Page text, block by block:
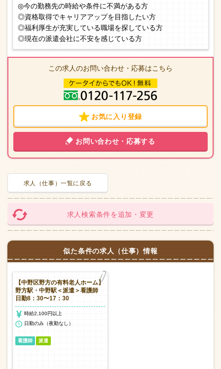
◎今の勤務先の時給や条件に不満がある方
◎資格取得でキャリアアップを目指したい方
◎福利厚生が充実している職場を探している方
◎現在の派遣会社に不安を感じている方
この求人のお問い合わせ・応募はこちら
お気に入り登録
お問い合わせ・応募する
求人（仕事）一覧に戻る
求人検索条件を追加・変更
似た条件の求人（仕事）情報
【中野区野方の有料老人ホーム】
野方駅・中野駅＜派遣＞看護師
日勤8：30〜17：30
時給2,100円以上
日勤のみ（夜勤なし）
看護師 派遣